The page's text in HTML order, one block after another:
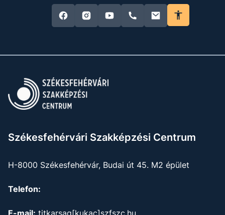
Székesfehérvári Szakképzési Centrum
H-8000 Székesfehérvár, Budai út 45. M2 épület
Telefon: